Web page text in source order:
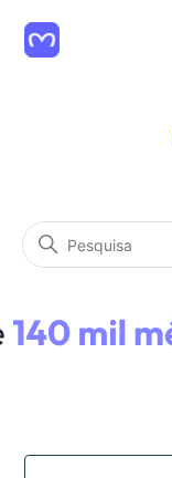
Pesquisa